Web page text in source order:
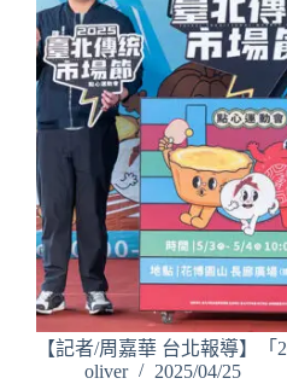
【記者/周嘉華 台北報導】
oliver
2025/04/25